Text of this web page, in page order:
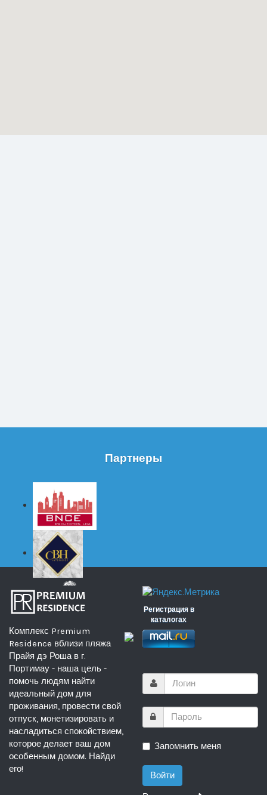
Партнеры
Комплекс Premium
Residence вблизи пляжа
Прайя дэ Роша в г.
Портимау - наша цель -
помочь людям найти
идеальный дом для
проживания, провести свой
отпуск, монетизировать и
насладиться спокойствием,
которое делает ваш дом
особенным домом. Найди
его!
Регистрация в
каталогах
Запомнить меня